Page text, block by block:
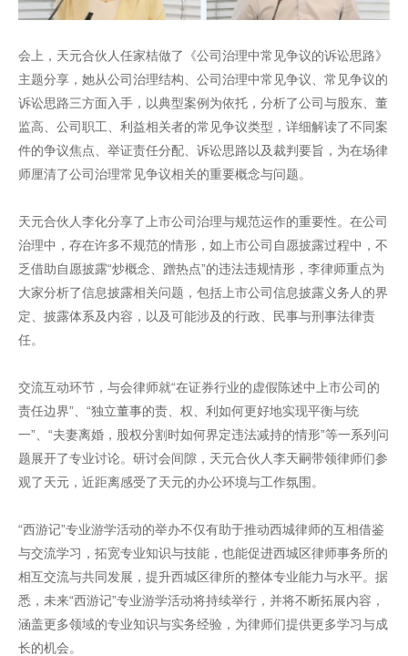
会上，天元合伙人任家桔做了《公司治理中常见争议的诉讼思路》
主题分享，她从公司治理结构、公司治理中常见争议、常见争议的
诉讼思路三方面入手，以典型案例为依托，分析了公司与股东、董
监高、公司职工、利益相关者的常见争议类型，详细解读了不同案
件的争议焦点、举证责任分配、诉讼思路以及裁判要旨，为在场律
师厘清了公司治理常见争议相关的重要概念与问题。
天元合伙人李化分享了上市公司治理与规范运作的重要性。在公司
治理中，存在许多不规范的情形，如上市公司自愿披露过程中，不
乏借助自愿披露“炒概念、蹭热点”的违法违规情形，李律师重点为
大家分析了信息披露相关问题，包括上市公司信息披露义务人的界
定、披露体系及内容，以及可能涉及的行政、民事与刑事法律责
任。
交流互动环节，与会律师就“在证券行业的虚假陈述中上市公司的
责任边界”、“独立董事的责、权、利如何更好地实现平衡与统
一”、“夫妻离婚，股权分割时如何界定违法减持的情形”等一系列问
题展开了专业讨论。研讨会间隙，天元合伙人李天嗣带领律师们参
观了天元，近距离感受了天元的办公环境与工作氛围。
“西游记”专业游学活动的举办不仅有助于推动西城律师的互相借鉴
与交流学习，拓宽专业知识与技能，也能促进西城区律师事务所的
相互交流与共同发展，提升西城区律所的整体专业能力与水平。据
悉，未来“西游记”专业游学活动将持续举行，并将不断拓展内容，
涵盖更多领域的专业知识与实务经验，为律师们提供更多学习与成
长的机会。